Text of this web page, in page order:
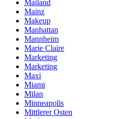
Mailand
Mainz
Makeup
Manhattan
Mannheim
Marie Claire
Marketing
Marketing
Maxi
Miami
Milan
Minneapolis
Mittlerer Osten